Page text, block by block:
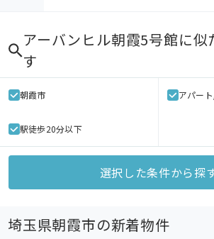
アーバンヒル朝霞5号館に似
す
朝霞市 アパー
駅徒歩20分以下
選択した条件から探
埼玉県朝霞市の新着物件